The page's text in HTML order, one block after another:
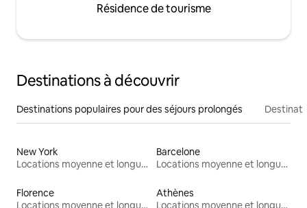
Résidence de tourisme
Destinations à découvrir
Destinations populaires pour des séjours prolongés
New York
Locations moyenne et longue durée
Barcelone
Locations moyenne et longue durée
Florence
Locations moyenne et longue durée
Athènes
Locations moyenne et longue durée